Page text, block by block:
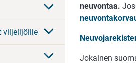
viljelijöille
neuvontaa.
Jokainen